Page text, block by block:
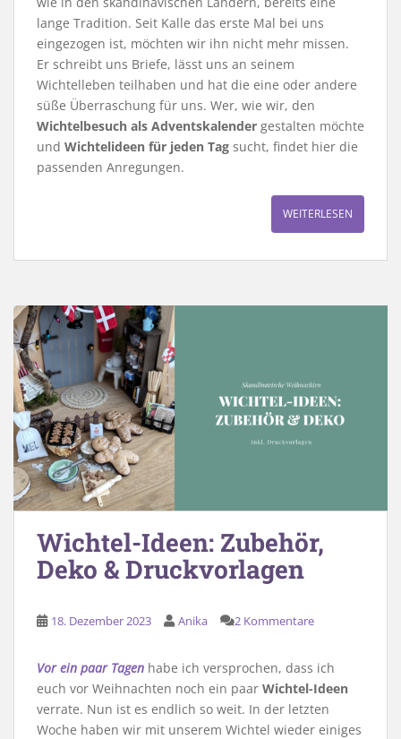
lange Tradition. Seit Kalle das erste Mal bei uns
eingezogen ist, möchten wir ihn nicht mehr missen.
Er schreibt uns Briefe, lässt uns an seinem
Wichtelleben teilhaben und hat die eine oder andere
süße Überraschung für uns. Wer, wie wir, den
Wichtelbesuch als Adventskalender gestalten möchte
und Wichtelideen für jeden Tag sucht, findet hier die
passenden Anregungen.
WEITERLESEN
Wichtel-Ideen: Zubehör,
Deko & Druckvorlagen
18. Dezember 2023 Anika 2 Kommentare
Vor ein paar Tagen habe ich versprochen, dass ich
euch vor Weihnachten noch ein paar Wichtel-Ideen
verrate. Nun ist es endlich so weit. In der letzten
Woche haben wir mit unserem Wichtel wieder einiges